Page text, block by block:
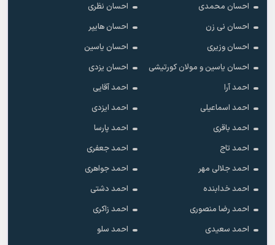
احسان محمدی
احسان نظری
احسان نی زن
احسان هایپر
احسان وزیری
احسان یاسین
احسان یاسین و مولان کورتیشی
احسان یزدی
احمد آرا
احمد آقایی
احمد اسماعیلی
احمد ایزدی
احمد باقری
احمد پارسا
احمد تاج
احمد جعفری
احمد جلالی مهر
احمد جواهری
احمد خدابنده
احمد دشتی
احمد رضا منصوری
احمد زاکری
احمد سعیدی
احمد سلو